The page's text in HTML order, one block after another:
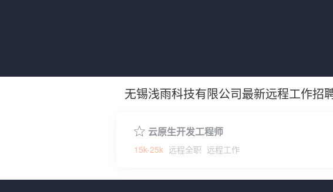
无锡浅雨科技有限公司最新远程工作招
云原生开发工程师
15k-25k 远程全职 远程工作